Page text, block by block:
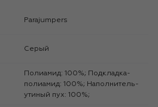
Parajumpers
Серый
Полиамид: 100%; Подкладка-
полиамид: 100%; Наполнитель-
утиный пух: 100%;